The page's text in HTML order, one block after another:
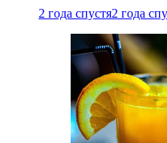
2 года спустя2 года